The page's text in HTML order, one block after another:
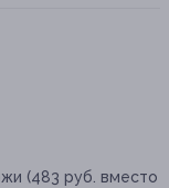
(483 руб. вместо